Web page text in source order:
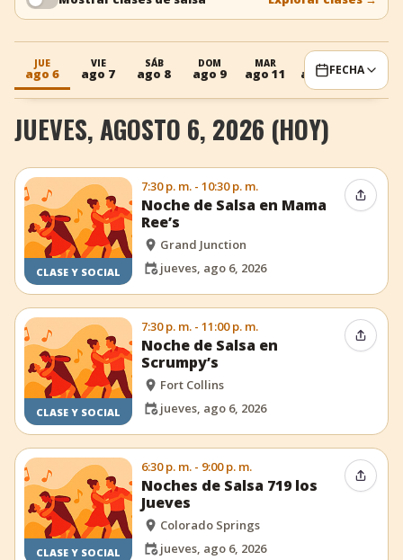
+ Añadir evento
JUE
ago 6
VIE
ago 7
SÁB
ago 8
DOM
ago 9
MAR
ago 11
JUE
ago 13 ago 14
FECHA
JUEVES, AGOSTO 6, 2026 (HOY)
CLASE Y SOCIAL
7:30 p. m. - 10:30 p. m.
Noche de Salsa en Mama
Ree’s
Grand Junction
jueves, ago 6, 2026
CLASE Y SOCIAL
7:30 p. m. - 11:00 p. m.
Noche de Salsa en
Scrumpy’s
Fort Collins
jueves, ago 6, 2026
CLASE Y SOCIAL
6:30 p. m. - 9:00 p. m.
Noches de Salsa 719 los
Jueves
Colorado Springs
jueves, ago 6, 2026